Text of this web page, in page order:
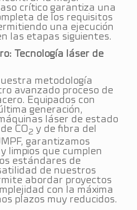
crítico garantiza una
de los requisitos
una ejecución
las etapas siguientes.
Tecnología láser de
metodología
avanzado proceso de
Equipados con
generación,
láser de estado
CO2 y de fibra del
garantizamos
limpios que cumplen
estándares de
de nuestros
abordar proyectos
con la máxima
plazos muy reducidos.